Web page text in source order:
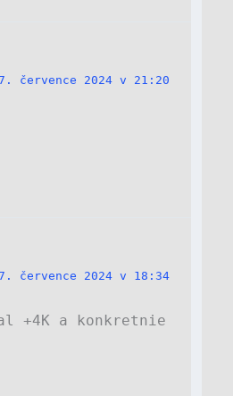
července 2024 v 21:20
července 2024 v 18:34
+4K a konkretnie